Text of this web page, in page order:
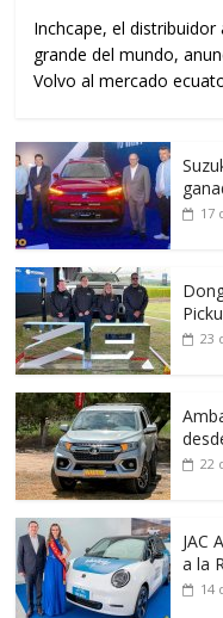
Inchcape, el
grande del mundo,
Volvo al mercado
17
23
22
JAC
a la
14